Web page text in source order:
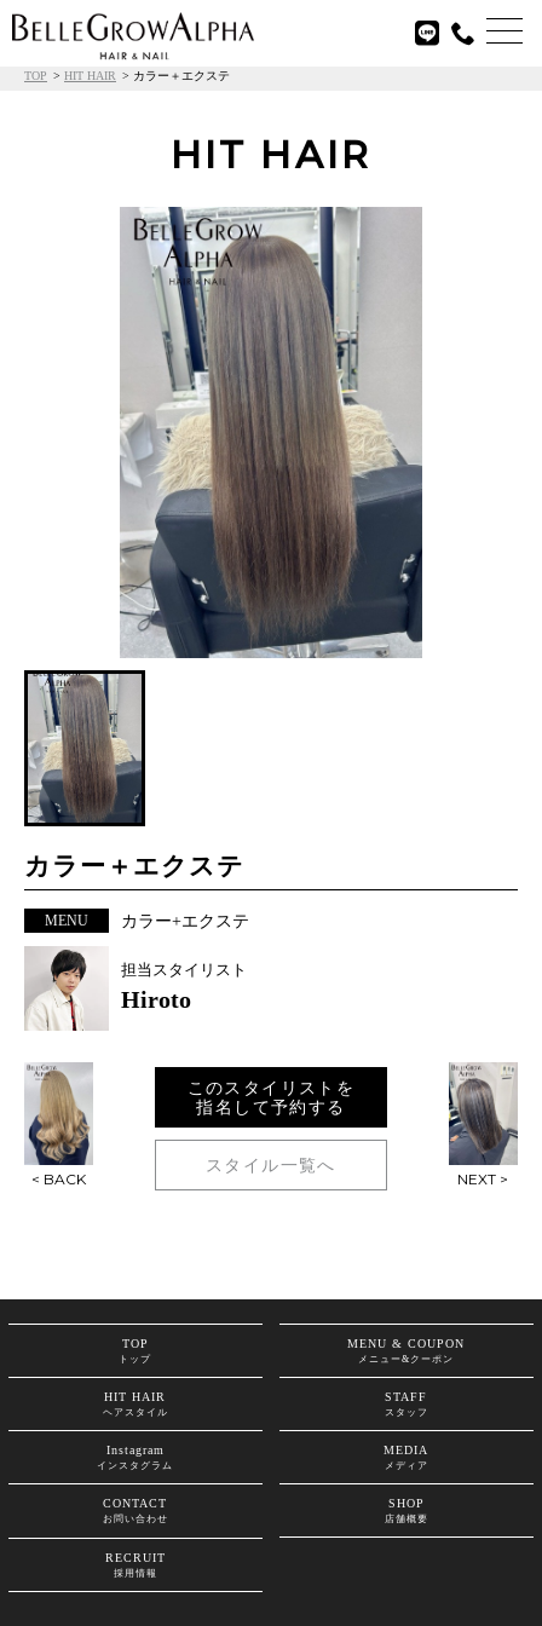

TOP HIT HAIR カラー＋エクステ
HIT HAIR
カラー＋エクステ
MENU カラー+エクステ
担当スタイリスト
Hiroto
< BACK
このスタイリストを
指名して予約する
スタイル一覧へ
NEXT >
TOP
トップ
MENU & COUPON
メニュー&クーポン
HIT HAIR
ヘアスタイル
STAFF
スタッフ
Instagram
インスタグラム
MEDIA
メディア
CONTACT
お問い合わせ
SHOP
店舗概要
RECRUIT
採用情報